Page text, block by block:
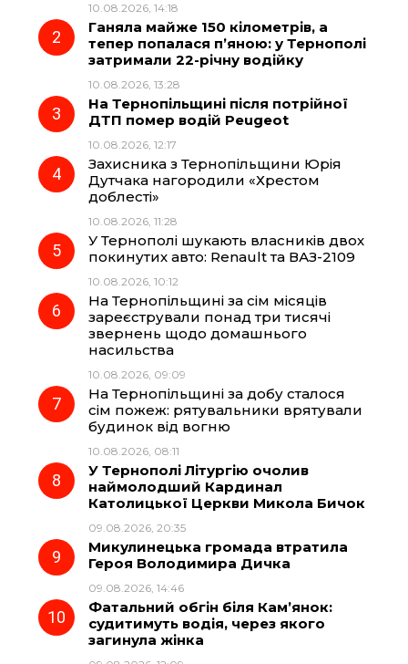
o
k
r
a
A
10.08.2026, 14:18
Ганяла майже 150 кілометрів, а
тепер попалася п’яною: у Тернополі
затримали 22-річну водійку
10.08.2026, 13:28
На Тернопільщині після потрійної
ДТП помер водій Peugeot
10.08.2026, 12:17
Захисника з Тернопільщини Юрія
Дутчака нагородили «Хрестом
доблесті»
10.08.2026, 11:28
У Тернополі шукають власників двох
покинутих авто: Renault та ВАЗ-2109
10.08.2026, 10:12
На Тернопільщині за сім місяців
зареєстрували понад три тисячі
звернень щодо домашнього
насильства
10.08.2026, 09:09
На Тернопільщині за добу сталося
сім пожеж: рятувальники врятували
будинок від вогню
10.08.2026, 08:11
У Тернополі Літургію очолив
наймолодший Кардинал
Католицької Церкви Микола Бичок
09.08.2026, 20:35
Микулинецька громада втратила
Героя Володимира Дичка
09.08.2026, 14:46
Фатальний обгін біля Кам’янок:
судитимуть водія, через якого
загинула жінка